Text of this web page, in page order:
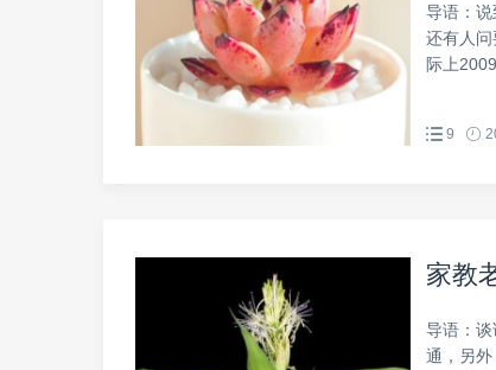
导语：说
还有人
际上
9
家教
导语：
通，另